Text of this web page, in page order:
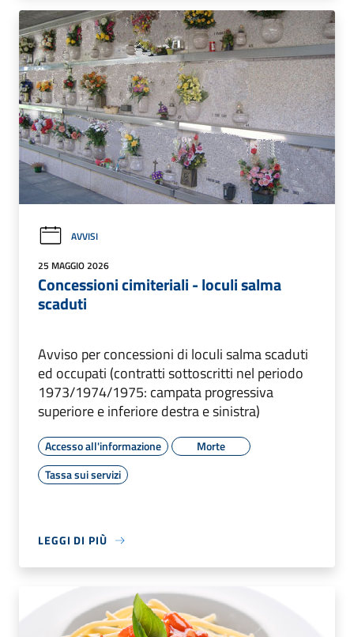
AVVISI
25 MAGGIO 2026
Concessioni cimiteriali - loculi salma
scaduti
Avviso per concessioni di loculi salma scaduti
ed occupati (contratti sottoscritti nel periodo
1973/1974/1975: campata progressiva
superiore e inferiore destra e sinistra)
Accesso all'informazione
Morte
Tassa sui servizi
LEGGI DI PIÙ